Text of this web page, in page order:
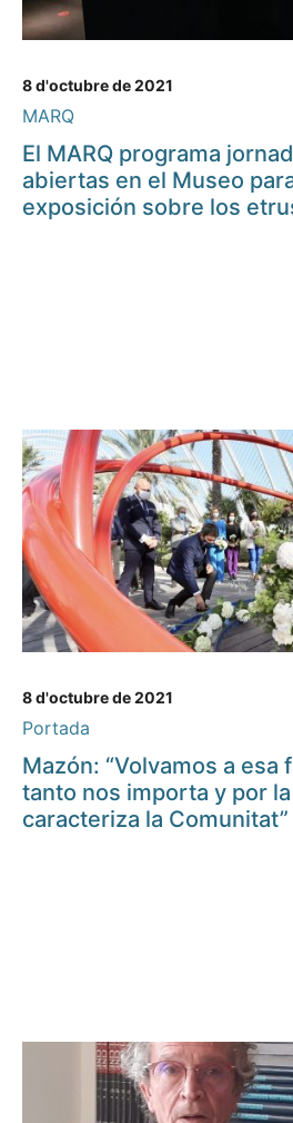
8 d'octubre de 2021
MARQ
El MARQ programa
abiertas en el Museo
exposición sobre los
8 d'octubre de 2021
Portada
Mazón: “Volvamos a esa
tanto nos importa y por
caracteriza la Comunitat”